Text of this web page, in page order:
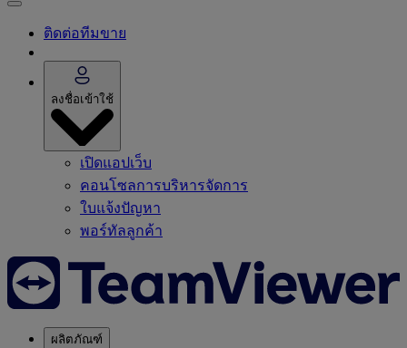
ติดต่อทีมขาย
ลงชื่อเข้าใช้
เปิดแอปเว็บ
คอนโซลการบริหารจัดการ
ใบแจ้งปัญหา
พอร์ทัลลูกค้า
ผลิตภัณฑ์